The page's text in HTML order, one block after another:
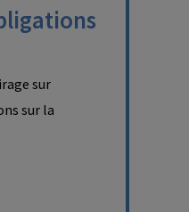
sur
sur la